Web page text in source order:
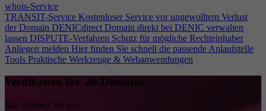
whois-Service
TRANSIT-Service Kostenloser Service vor ungewolltem Verlust
der Domain DENICdirect Domain direkt bei DENIC verwalten
lassen DISPUTE-Verfahren Schutz für mögliche Rechteinhaber
Anliegen melden Hier finden Sie schnell die passende Anlaufstelle
Tools Praktische Werkzeuge & Webanwendungen
Verifikation für .de-Domains
Das müssen Sie tun